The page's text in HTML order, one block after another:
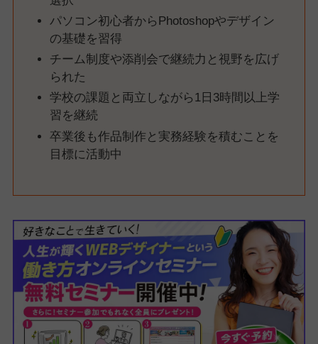
パソコン初心者からPhotoshopやデザイン
の基礎を習得
チーム制度や添削会で継続力と視野を広げ
られた
学校の課題と両立しながら1日3時間以上学
習を継続
卒業後も作品制作と実務経験を積むことを
目標に活動中